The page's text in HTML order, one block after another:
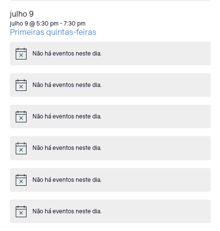
julho 9
julho 9 @ 5:30 pm- 7:30 pm
Primeiras quintas-feiras
Aviso Não há eventos neste dia.
Aviso Não há eventos neste dia.
Aviso Não há eventos neste dia.
Aviso Não há eventos neste dia.
Aviso Não há eventos neste dia.
Aviso Não há eventos neste dia.